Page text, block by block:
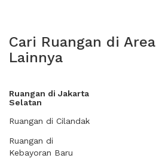
Cari Ruangan di Area
Lainnya
Ruangan di Jakarta
Selatan
Ruangan di Cilandak
Ruangan di
Kebayoran Baru